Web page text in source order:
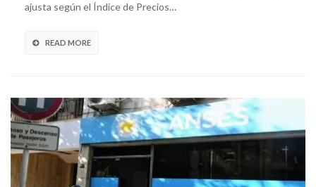
ajusta según el Índice de Precios…
READ MORE